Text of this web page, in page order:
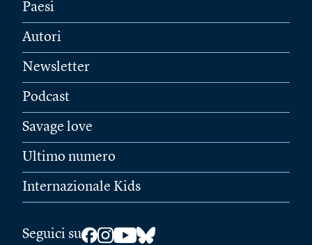
Paesi
Autori
Newsletter
Podcast
Savage love
Ultimo numero
Internazionale Kids
Seguici su